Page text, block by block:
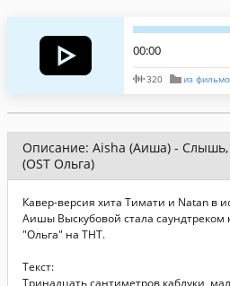
00:00
320 из
Описание: Aisha (Аиша) - Слышь,
(OST Ольга)
Кавер-версия хита Тимати и Natan в
Аишы Выскубовой стала саундтреком
"Ольга" на ТНТ.
Текст:
Тринадцать сантиметров каблуки,